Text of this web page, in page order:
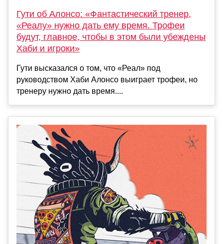
Гути об Алонсо: «Фантастический тренер,
«Реалу» нужно дать ему время. Трофеи
будут, главное, чтобы в этом были убеждены
Хаби и игроки»
Гути высказался о том, что «Реал» под
руководством Хаби Алонсо выиграет трофеи, но
тренеру нужно дать время....